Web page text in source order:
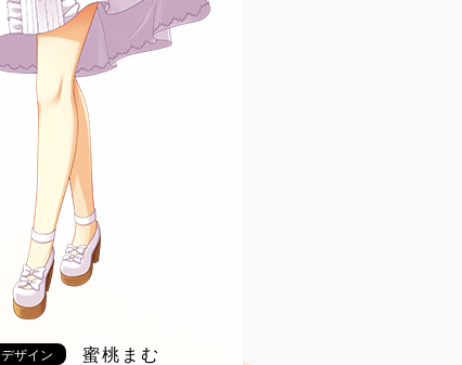
デザイン 蜜桃まむ